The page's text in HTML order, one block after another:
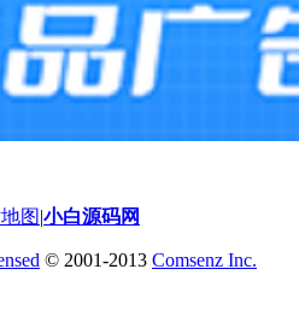
图 小白源码网
© 2001-2013 Comsenz Inc.